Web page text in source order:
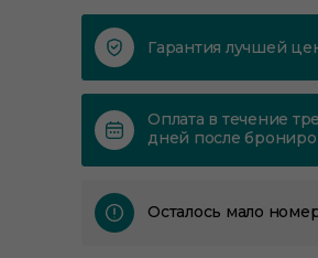
Осталось мало
Оплата в течение
дней после
Гарантия лучшей